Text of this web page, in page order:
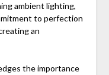
ambient lighting,
to perfection
an
the importance